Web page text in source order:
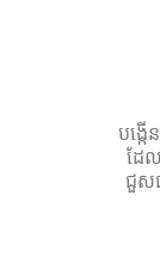
បង្ក
ដែ
ជួស